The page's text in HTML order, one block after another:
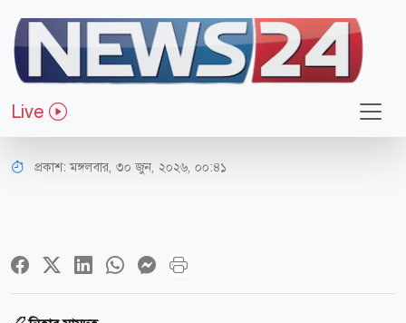
Live
ধর্ম-জীবন
মালয়েশিয়ায় ধর্মীয় বই প্রকাশে আরো
সতর্ক হওয়ার আহ্বান
প্রকাশ:মঙ্গলবার, ৩০ জুন, ২০২৬, ০০:৪১